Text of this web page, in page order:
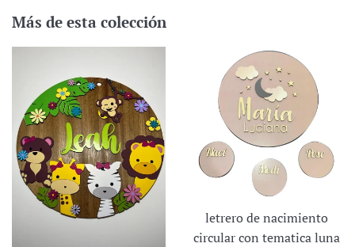
Más de esta colección
letrero de nacimiento
circular con tematica luna